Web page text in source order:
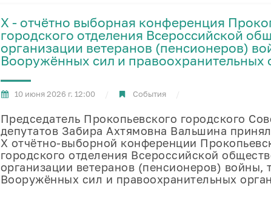
X - отчётно выборная конференция
городского отделения Всероссийской
организации ветеранов (пенсионеров)
Вооружённых сил и правоохранительных
10 июня 2026 г. 12:00 События
Председатель Прокопьевского городского
депутатов Забира Ахтямовна Вальшина
X отчётно‑выборной конференции
городского отделения Всероссийской
организации ветеранов (пенсионеров) войны,
Вооружённых сил и правоохранительных